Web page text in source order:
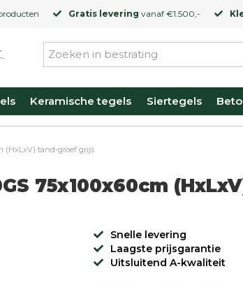
Gratis levering vanaf €1.500,-
Keramische tegels Siertegels
(HxLxV) tand-groef grijs
75x100x60cm
Snelle levering
Laagste prijsgarantie
Uitsluitend A-kwaliteit